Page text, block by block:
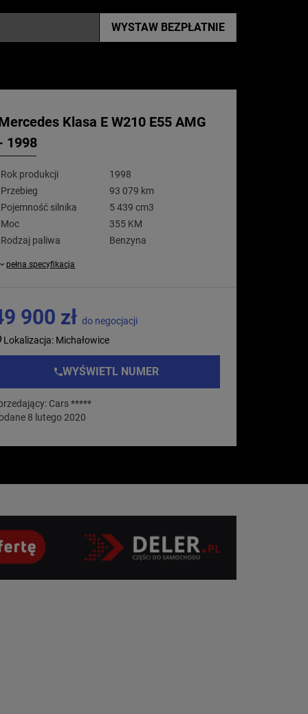
WYSTAW BEZPŁATNIE
Klasa E W210 E55 AMG
1998
Rok produkcji
1998
Przebieg
93 079 km
Pojemność silnika
5 439 cm3
Moc
355 KM
Rodzaj paliwa
Benzyna
pełna specyfikacja
900 złdo negocjacji
Lokalizacja: Michałowice
WYŚWIETL NUMER
Cars *****
8 lutego 2020